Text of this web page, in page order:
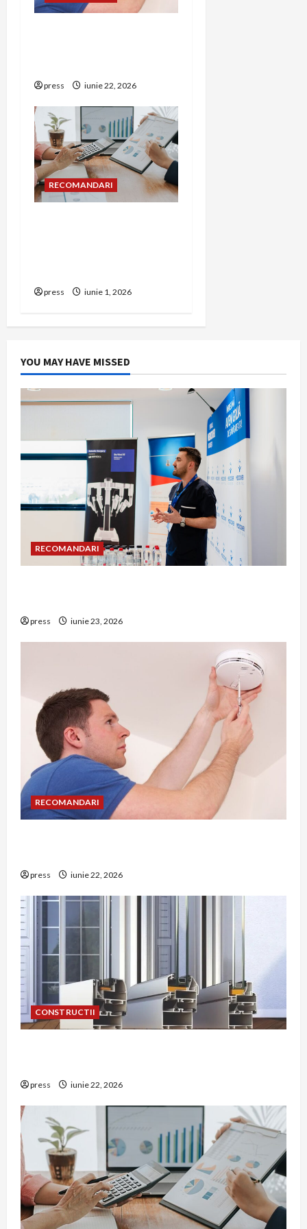
press iunie 22, 2026
RECOMANDARI
press iunie 1, 2026
YOU MAY HAVE MISSED
RECOMANDARI
press iunie 23, 2026
RECOMANDARI
press iunie 22, 2026
CONSTRUCTII
press iunie 22, 2026